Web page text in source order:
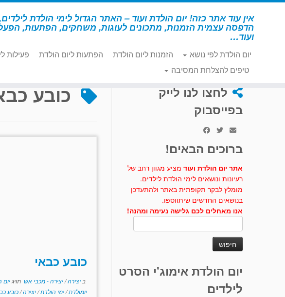
דלג
אין עוד אתר כזה! יום הולדת ועוד – האתר הגדול לימי הולדת
הדפסה עצמית הזמנות, מתכונים לעוגות, משחקים, הפתעות,
ועוד…
יום הולדת לפי נושא הזמנות ליום הולדת הפתעות ליום הולדת פעילות
טיפים להצלחת המסיבה
דף הבית » כובע כבאי
לחצו לנו לייק
בפייסבוק
ברוכים הבאים!
אתר יום הולדת ועוד מציע מגוון רחב של
רעיונות ונושאים לימי הולדת לילדים.
מומלץ לבקר תקופתית באתר ולהתעדכן
בנושאים החדשים שיתווספו.
אנו מאחלים לכם גלישה נעימה ומהנה!
יום הולדת אימוג'י הסרט
לילדים
כובע
כובע כבאי
ביצירה/יצירה - מכבי אש תויג
יומולדת/ימי הולדת/יצירה/כובע